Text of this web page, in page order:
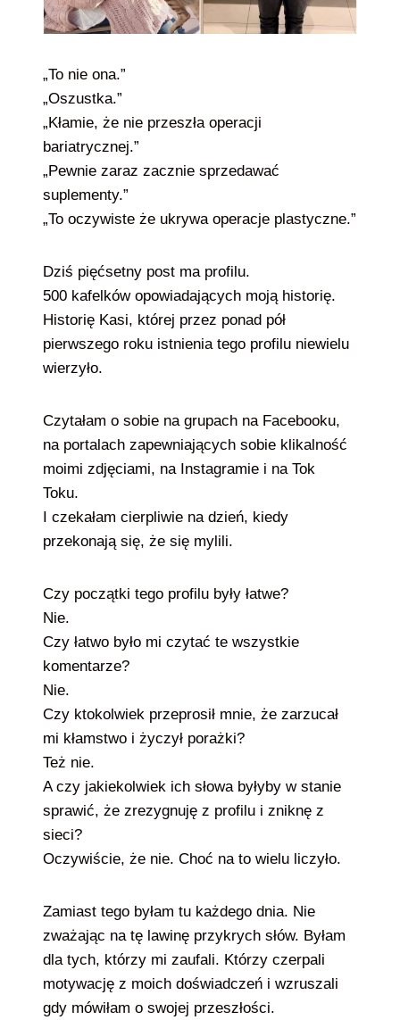
„To nie ona.”
„Oszustka.”
„Kłamie, że nie przeszła operacji
bariatrycznej.”
„Pewnie zaraz zacznie sprzedawać
suplementy.”
„To oczywiste że ukrywa operacje plastyczne.”
Dziś pięćsetny post ma profilu.
500 kafelków opowiadających moją historię.
Historię Kasi, której przez ponad pół
pierwszego roku istnienia tego profilu niewielu
wierzyło.
Czytałam o sobie na grupach na Facebooku,
na portalach zapewniających sobie klikalność
moimi zdjęciami, na Instagramie i na Tok
Toku.
I czekałam cierpliwie na dzień, kiedy
przekonają się, że się mylili.
Czy początki tego profilu były łatwe?
Nie.
Czy łatwo było mi czytać te wszystkie
komentarze?
Nie.
Czy ktokolwiek przeprosił mnie, że zarzucał
mi kłamstwo i życzył porażki?
Też nie.
A czy jakiekolwiek ich słowa byłyby w stanie
sprawić, że zrezygnuję z profilu i zniknę z
sieci?
Oczywiście, że nie. Choć na to wielu liczyło.
Zamiast tego byłam tu każdego dnia. Nie
zważając na tę lawinę przykrych słów. Byłam
dla tych, którzy mi zaufali. Którzy czerpali
motywację z moich doświadczeń i wzruszali
gdy mówiłam o swojej przeszłości.